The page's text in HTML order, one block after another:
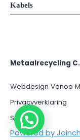
Kabels
Metaalrecycling
Webdesign Vanoo
Privacyverklaring
Sitemap
Powered by